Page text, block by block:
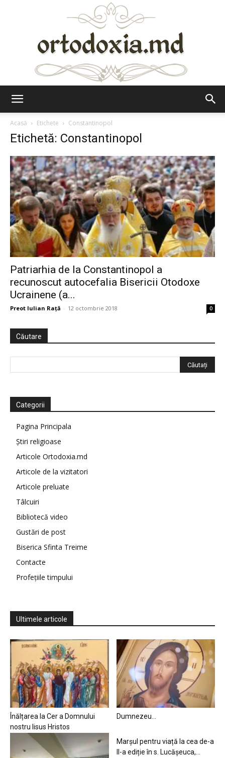
Acasă
Etichete Constantinopol
Etichetă: Constantinopol
Patriarhia de la Constantinopol a
recunoscut autocefalia Bisericii Otodoxe
Ucrainene (a...
Preot Iulian Raţă - 12 octombrie 2018 0
Căutare
Categorii
Pagina Principala
Știri religioase
Articole Ortodoxia.md
Articole de la vizitatori
Articole preluate
Tâlcuiri
Bibliotecă video
Gustări de post
Biserica Sfinta Treime
Contacte
Profețiile timpului
Ultimele articole
Înălțarea la Cer a Domnului
nostru Iisus Hristos
Dumnezeu…
Marșul pentru viață la cea de-a
II-a ediție în s. Lucășeuca,...